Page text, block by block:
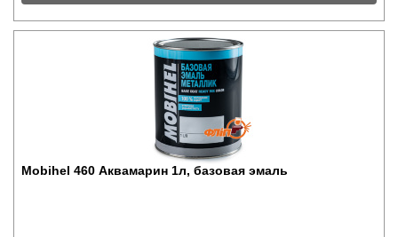
Mobihel 460 Аквамарин 1л, базовая эмаль